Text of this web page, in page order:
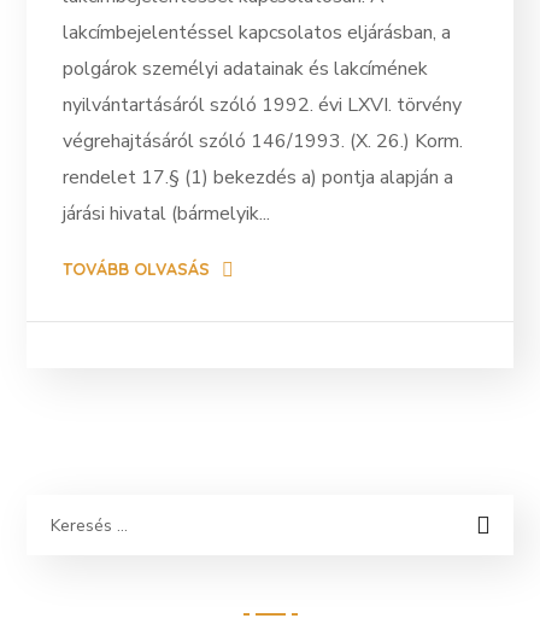
lakcímbejelentéssel kapcsolatos eljárásban, a
polgárok személyi adatainak és lakcímének
nyilvántartásáról szóló 1992. évi LXVI. törvény
végrehajtásáról szóló 146/1993. (X. 26.) Korm.
rendelet 17.§ (1) bekezdés a) pontja alapján a
járási hivatal (bármelyik...
TOVÁBB OLVASÁS